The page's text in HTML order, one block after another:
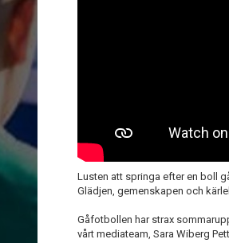
Lusten att springa efter en boll
Glädjen, gemenskapen och
Gåfotbollen har strax
vårt mediateam, Sara Wiberg